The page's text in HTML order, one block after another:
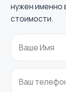
нужен именно
стоимости.